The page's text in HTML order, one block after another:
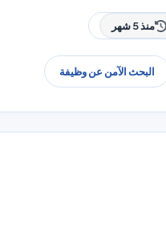
منذ 5 شهر
البحث الآمن عن وظيفة